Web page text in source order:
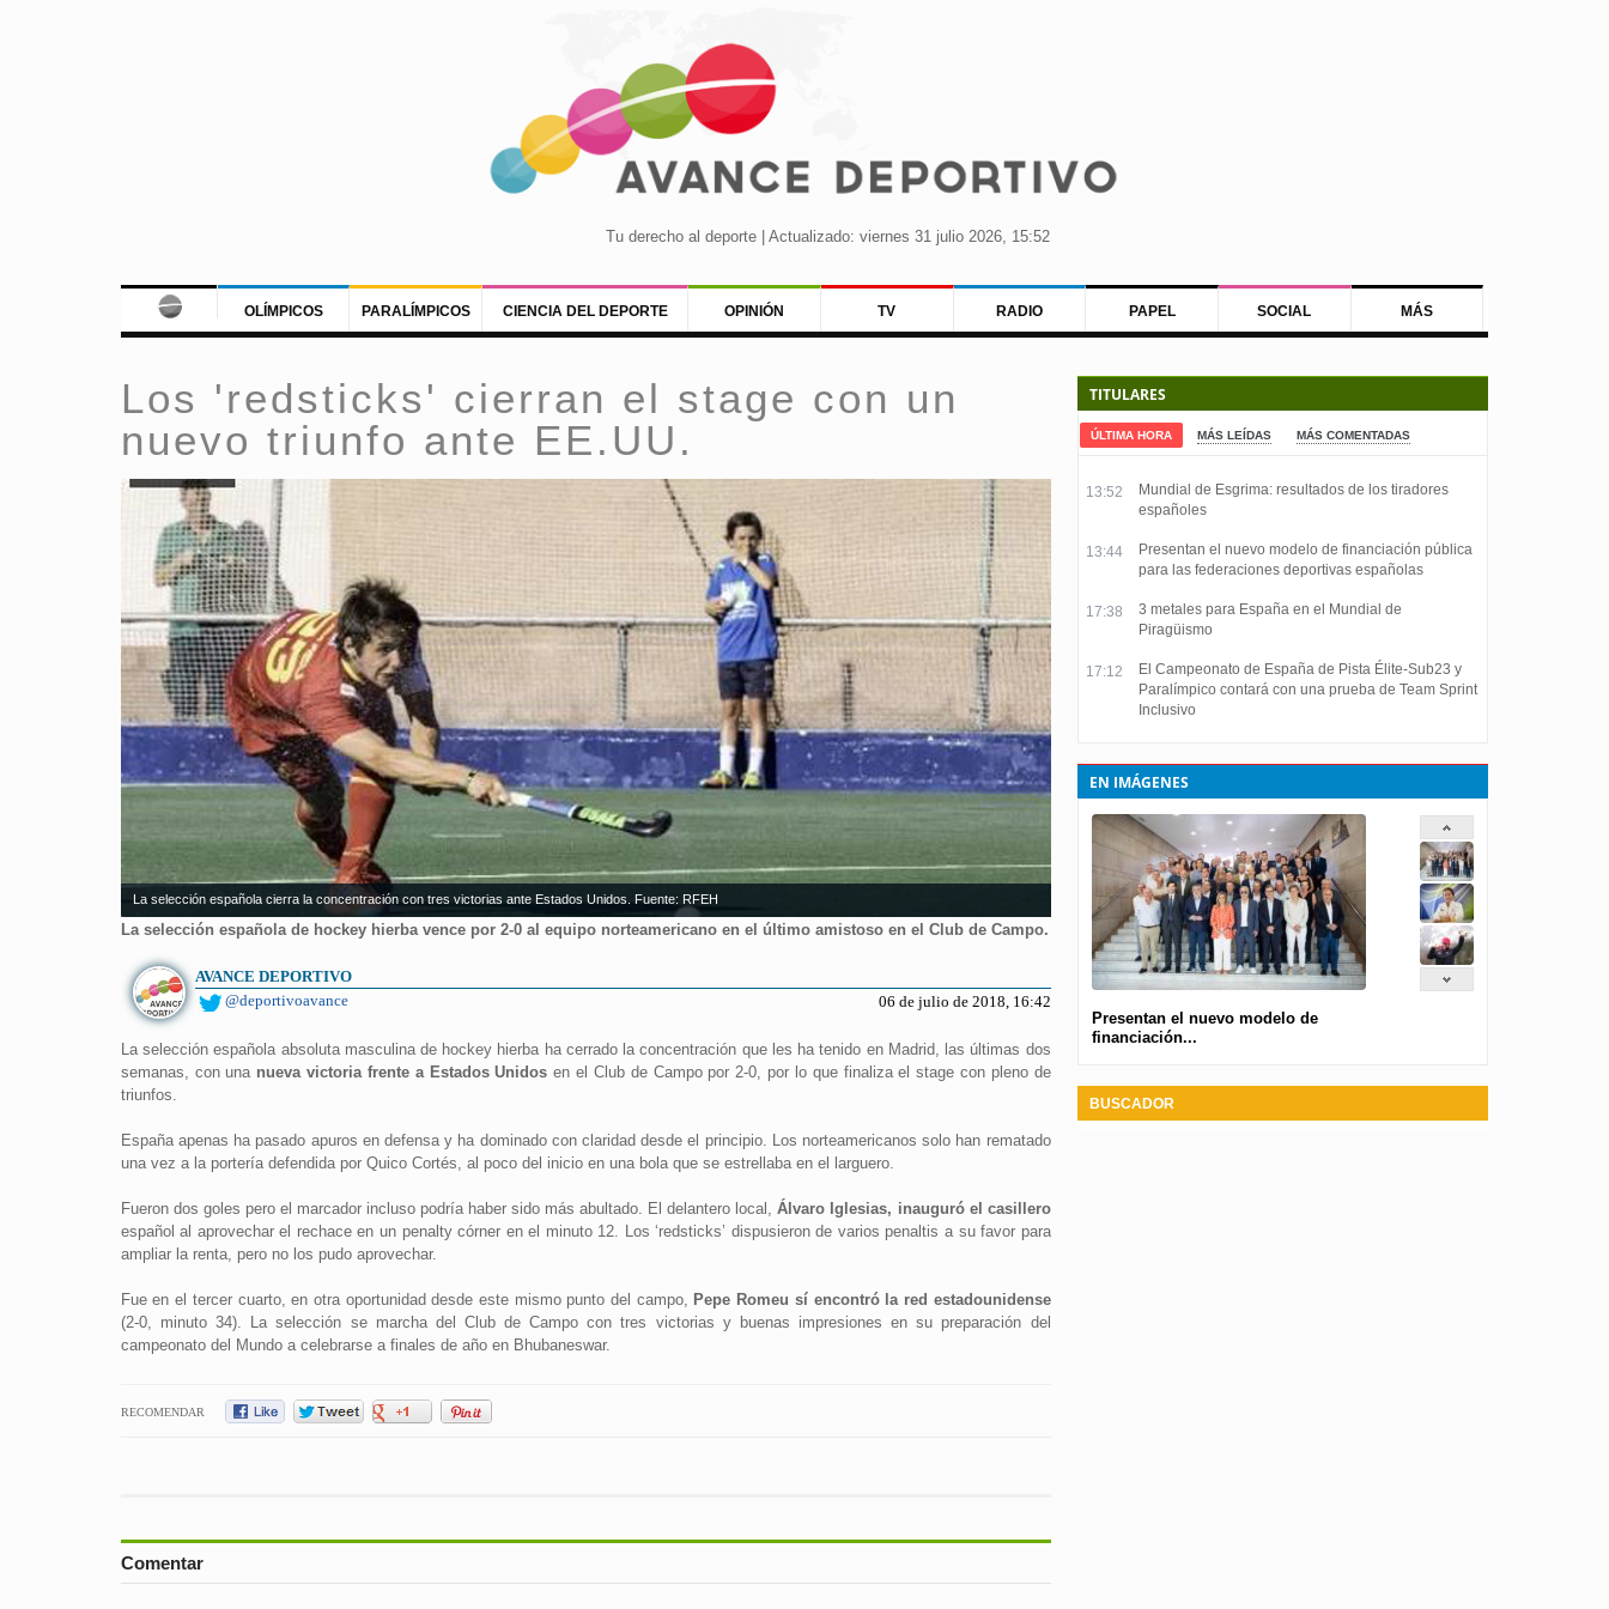
Tu derecho al deporte | Actualizado: viernes 31 julio 2026, 15:52
OLÍMPICOS PARALÍMPICOS CIENCIA DEL DEPORTE OPINIÓN TV RADIO PAPEL SOCIAL MÁS
Los 'redsticks' cierran el stage con un
nuevo triunfo ante EE.UU.
La selección española cierra la concentración con tres victorias ante Estados Unidos. Fuente: RFEH
La selección española de hockey hierba vence por 2-0 al equipo norteamericano en el último amistoso en el Club de Campo.
AVANCE DEPORTIVO
@deportivoavance
06 de julio de 2018, 16:42
La selección española absoluta masculina de hockey hierba ha cerrado la concentración que les ha tenido en Madrid, las últimas dos
semanas, con una nueva victoria frente a Estados Unidos en el Club de Campo por 2-0, por lo que finaliza el stage con pleno de
triunfos.
España apenas ha pasado apuros en defensa y ha dominado con claridad desde el principio. Los norteamericanos solo han rematado
una vez a la portería defendida por Quico Cortés, al poco del inicio en una bola que se estrellaba en el larguero.
Fueron dos goles pero el marcador incluso podría haber sido más abultado. El delantero local,Álvaro Iglesias, inauguró el casillero
español al aprovechar el rechace en un penalty córner en el minuto 12. Los ‘redsticks’ dispusieron de varios penaltis a su favor para
ampliar la renta, pero no los pudo aprovechar.
Fue en el tercer cuarto, en otra oportunidad desde este mismo punto del campo, Pepe Romeu sí encontró la red estadounidense
(2-0, minuto 34). La selección se marcha del Club de Campo con tres victorias y buenas impresiones en su preparación del
campeonato del Mundo a celebrarse a finales de año en Bhubaneswar.
RECOMENDAR
Comentar
TITULARES
ÚLTIMA HORA MÁS LEÍDAS MÁS COMENTADAS
13:52
Mundial de Esgrima: resultados de los tiradores
españoles
13:44
Presentan el nuevo modelo de financiación pública
para las federaciones deportivas españolas
17:38
3 metales para España en el Mundial de
Piragüismo
17:12
El Campeonato de España de Pista Élite-Sub23 y
Paralímpico contará con una prueba de Team Sprint
Inclusivo
EN IMÁGENES
Presentan el nuevo modelo de
financiación...
BUSCADOR